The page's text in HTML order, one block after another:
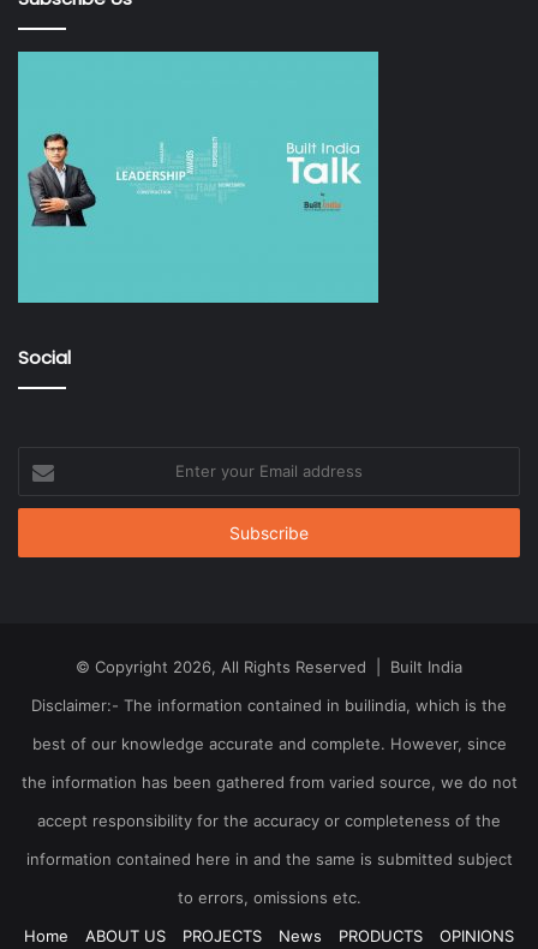
Social
your
Email
© Copyright 2026, All Rights Reserved | Built India
Disclaimer:- The information contained in builindia, which is the
best of our knowledge accurate and complete. However, since
the information has been gathered from varied source, we do not
accept responsibility for the accuracy or completeness of the
information contained here in and the same is submitted subject
to errors, omissions etc.
Home
ABOUT US PROJECTS News PRODUCTS OPINIONS